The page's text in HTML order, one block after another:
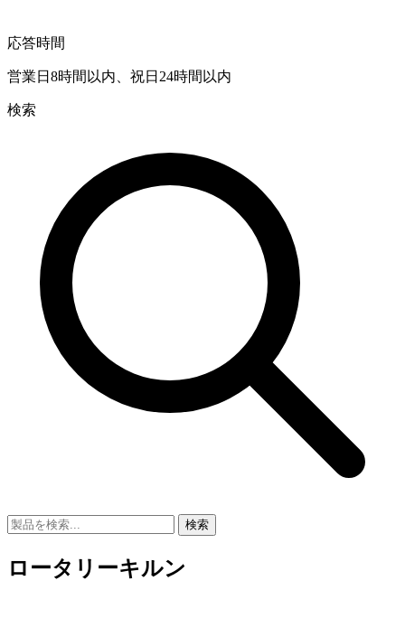
応答時間
営業日8時間以内、祝日24時間以内
検索
検索
ロータリーキルン